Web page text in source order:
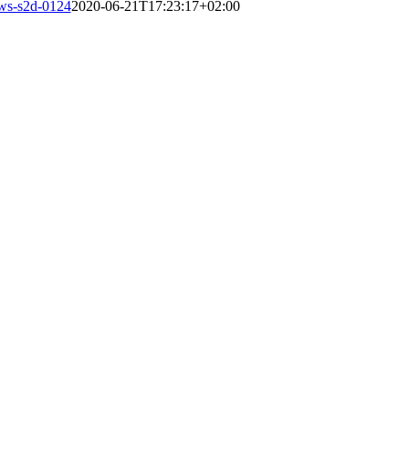
s2d-01242020-06-21T17:23:17+02:00